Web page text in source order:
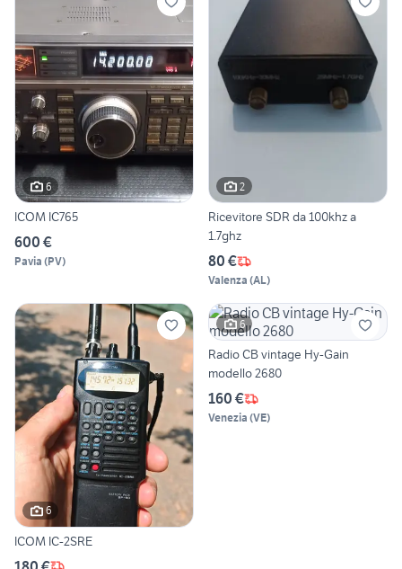
6
ICOM IC765
600 €
Pavia (PV)
2
Ricevitore SDR da 100khz a
1.7ghz
80 €
Valenza (AL)
6
ICOM IC-2SRE
6
Radio CB vintage Hy-Gain
modello 2680
160 €
Venezia (VE)